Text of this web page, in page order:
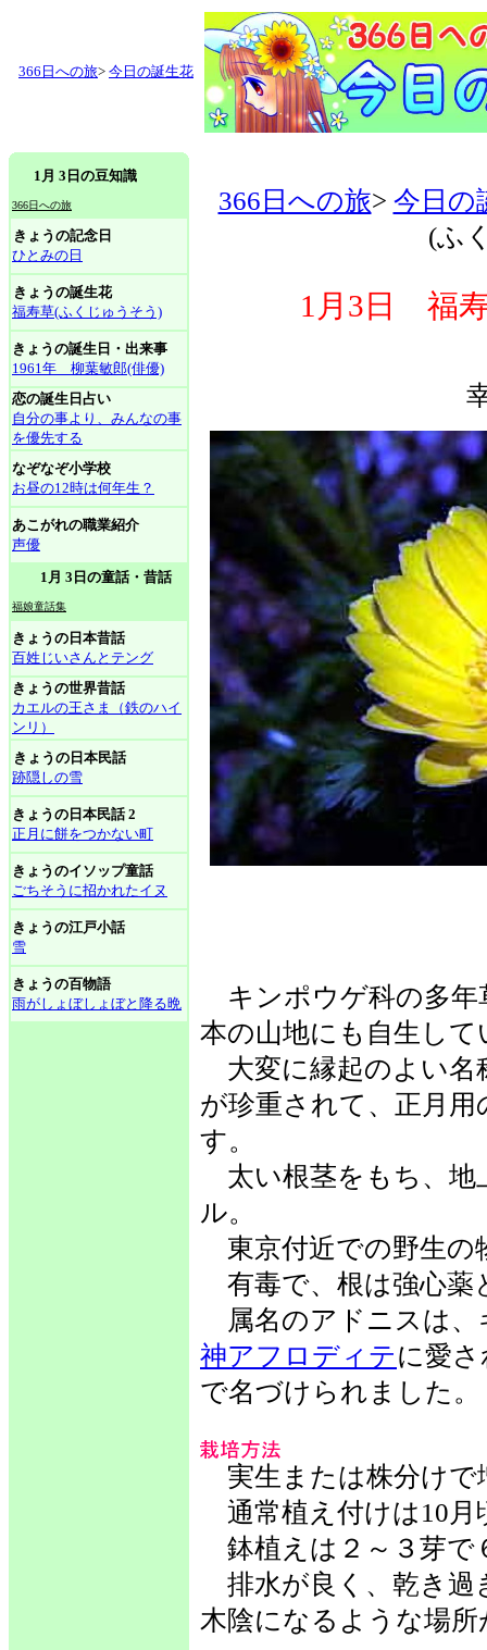
366日への旅> 今日の誕生花
1月 3日の豆知識
366日への旅
きょうの記念日
ひとみの日
きょうの誕生花
福寿草(ふくじゅうそう)
きょうの誕生日・出来事
1961年 柳葉敏郎(俳優)
恋の誕生日占い
自分の事より、みんなの事
を優先する
なぞなぞ小学校
お昼の12時は何年生？
あこがれの職業紹介
声優
1月 3日の童話・昔話
福娘童話集
きょうの日本昔話
百姓じいさんとテング
きょうの世界昔話
カエルの王さま（鉄のハイ
ンリ）
きょうの日本民話
跡隠しの雪
きょうの日本民話 2
正月に餅をつかない町
きょうのイソップ童話
ごちそうに招かれたイヌ
きょうの江戸小話
雪
きょうの百物語
雨がしょぼしょぼと降る晩
366日への旅> 今日の
(ふ
1月3日 福
キンポウゲ科の多年
本の山地にも自生して
大変に縁起のよい名
が珍重されて、正月
す。
太い根茎をもち、地
ル。
東京付近での野生の
有毒で、根は強心薬
属名のアドニスは、
神アフロディテに愛
で名づけられました。
実生または株分けで
通常植え付けは10月
鉢植えは２～３芽で
排水が良く、乾き過
木陰になるような場